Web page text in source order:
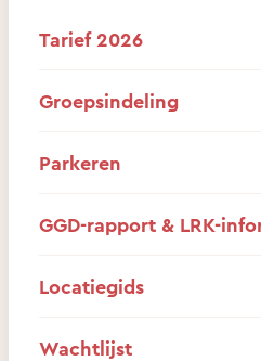
Tarief 2026
Groepsindeling
Parkeren
GGD-rapport & LRK-
Locatiegids
Wachtlijst